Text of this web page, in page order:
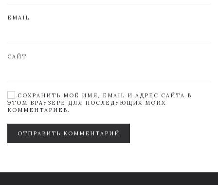
EMAIL
САЙТ
СОХРАНИТЬ МОЁ ИМЯ, EMAIL И АДРЕС САЙТА В
ЭТОМ БРАУЗЕРЕ ДЛЯ ПОСЛЕДУЮЩИХ МОИХ
КОММЕНТАРИЕВ.
ОТПРАВИТЬ КОММЕНТАРИЙ